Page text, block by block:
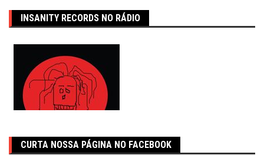
INSANITY RECORDS NO RÁDIO
CURTA NOSSA PÁGINA NO FACEBOOK